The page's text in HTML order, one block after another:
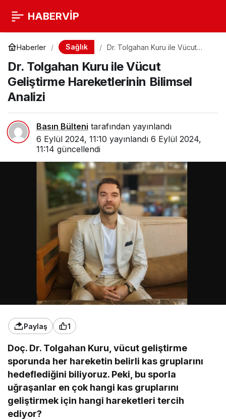
HABERVİP
Haberler Sağlık
Dr. Tolgahan Kuru ile Vücut
Bilimsel Analizi
Dr. Tolgahan Kuru ile Vücut
Geliştirme Hareketlerinin Bilimsel
Analizi
Basın Bülteni tarafından yayınlandı
6 Eylül 2024, 11:10 yayınlandı 6 Eylül 2024,
11:14 güncellendi
Paylaş 1
Doç. Dr. Tolgahan Kuru, vücut geliştirme
sporunda her hareketin belirli kas gruplarını
hedeflediğini biliyoruz. Peki, bu sporla
uğraşanlar en çok hangi kas gruplarını
geliştirmek için hangi hareketleri tercih
ediyor?